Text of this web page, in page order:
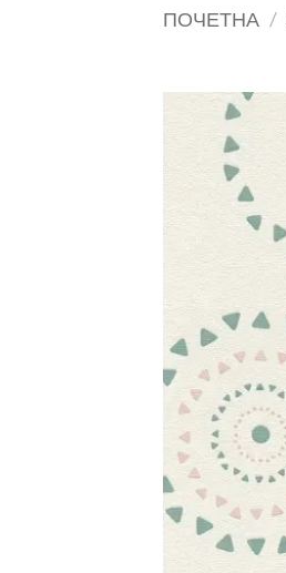
ПОЧЕТНА /